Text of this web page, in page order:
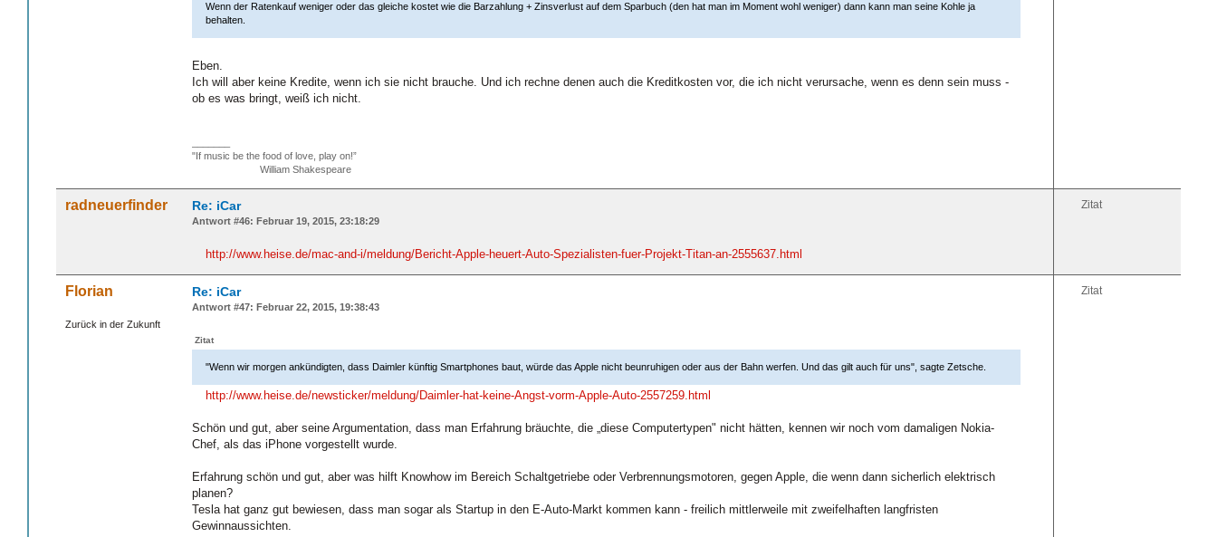
Wenn der Ratenkauf weniger oder das gleiche kostet wie die Barzahlung + Zinsverlust auf dem Sparbuch (den hat man im Moment wohl weniger) dann kann man seine Kohle ja
behalten.
Eben.
Ich will aber keine Kredite, wenn ich sie nicht brauche. Und ich rechne denen auch die Kreditkosten vor, die ich nicht verursache, wenn es denn sein muss -
ob es was bringt, weiß ich nicht.
"If music be the food of love, play on!”
William Shakespeare
radneuerfinder Zitat
Re: iCar
Antwort #46: Februar 19, 2015, 23:18:29
http://www.heise.de/mac-and-i/meldung/Bericht-Apple-heuert-Auto-Spezialisten-fuer-Projekt-Titan-an-2555637.html
Florian
Zurück in der Zukunft
Zitat
Re: iCar
Antwort #47: Februar 22, 2015, 19:38:43
Zitat
"Wenn wir morgen ankündigten, dass Daimler künftig Smartphones baut, würde das Apple nicht beunruhigen oder aus der Bahn werfen. Und das gilt auch für uns", sagte Zetsche.
http://www.heise.de/newsticker/meldung/Daimler-hat-keine-Angst-vorm-Apple-Auto-2557259.html
Schön und gut, aber seine Argumentation, dass man Erfahrung bräuchte, die „diese Computertypen" nicht hätten, kennen wir noch vom damaligen Nokia-
Chef, als das iPhone vorgestellt wurde.
Erfahrung schön und gut, aber was hilft Knowhow im Bereich Schaltgetriebe oder Verbrennungsmotoren, gegen Apple, die wenn dann sicherlich elektrisch
planen?
Tesla hat ganz gut bewiesen, dass man sogar als Startup in den E-Auto-Markt kommen kann - freilich mittlerweile mit zweifelhaften langfristen
Gewinnaussichten.